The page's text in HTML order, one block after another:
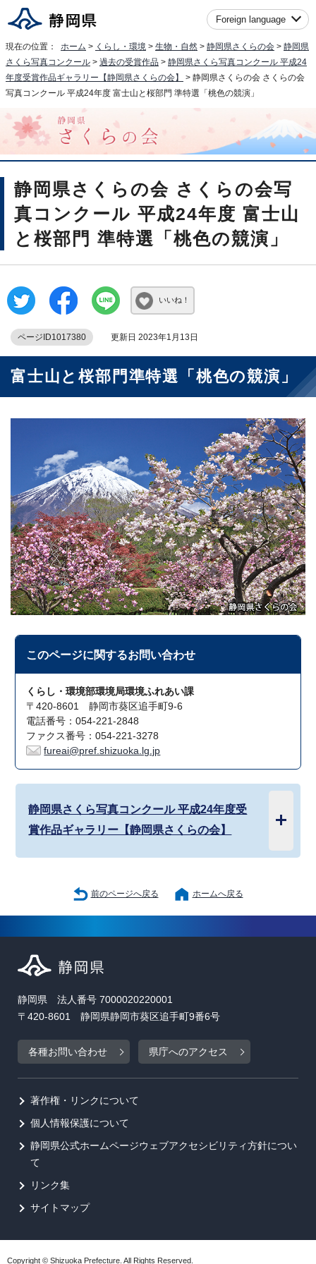
Foreign language
現在の位置： ホーム > くらし・環境 > 生物・自然 > 静岡県さくらの会 > 静岡県
さくら写真コンクール > 過去の受賞作品 > 静岡県さくら写真コンクール 平成24
年度受賞作品ギャラリー【静岡県さくらの会】
> 静岡県さくらの会 さくらの会
写真コンクール 平成24年度 富士山と桜部門 準特選「桃色の競演」
静岡県さくらの会 さくらの会写
真コンクール 平成24年度 富士山
と桜部門 準特選「桃色の競演」
いいね！
ページID1017380 更新日 2023年1月13日
富士山と桜部門準特選「桃色の競演」
このページに関するお問い合わせ
くらし・環境部環境局環境ふれあい課
〒420-8601 静岡市葵区追手町9-6
電話番号：054-221-2848
ファクス番号：054-221-3278
fureai@pref.shizuoka.lg.jp
静岡県さくら写真コンクール 平成24年度受
賞作品ギャラリー【静岡県さくらの会】
前のページへ戻る ホームへ戻る
静岡県 法人番号 7000020220001
〒420-8601 静岡県静岡市葵区追手町9番6号
各種お問い合わせ 県庁へのアクセス
著作権・リンクについて
個人情報保護について
静岡県公式ホームページウェブアクセシビリティ方針につい
て
リンク集
サイトマップ
Copyright © Shizuoka Prefecture. All Rights Reserved.